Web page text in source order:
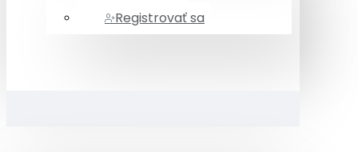
Registrovať sa